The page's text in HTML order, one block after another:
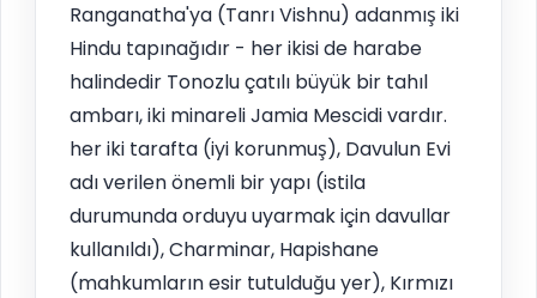
Ranganatha'ya (Tanrı Vishnu) adanmış iki
Hindu tapınağıdır - her ikisi de harabe
halindedir Tonozlu çatılı büyük bir tahıl
ambarı, iki minareli Jamia Mescidi vardır.
her iki tarafta (iyi korunmuş), Davulun Evi
adı verilen önemli bir yapı (istila
durumunda orduyu uyarmak için davullar
kullanıldı), Charminar, Hapishane
(mahkumların esir tutulduğu yer), Kırmızı